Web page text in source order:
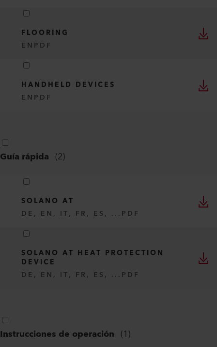
FLOORING
EN PDF
HANDHELD DEVICES
EN PDF
Guía rápida (2)
SOLANO AT
DE, EN, IT, FR, ES, ... PDF
SOLANO AT HEAT PROTECTION
DEVICE
DE, EN, IT, FR, ES, ... PDF
Instrucciones de operación (1)